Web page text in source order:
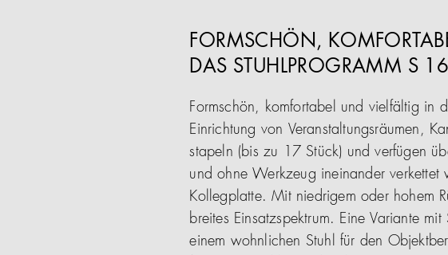
FORMSCHÖN,
DAS STUHLPROGRAMM S
Formschön, komfortabel und vielfältig in
Einrichtung von Veranstaltungsräumen,
stapeln (bis zu 17 Stück) und verfügen
und ohne Werkzeug ineinander verkettet
Kollegplatte. Mit niedrigem oder hohem
breites Einsatzspektrum. Eine Variante
einem wohnlichen Stuhl für den